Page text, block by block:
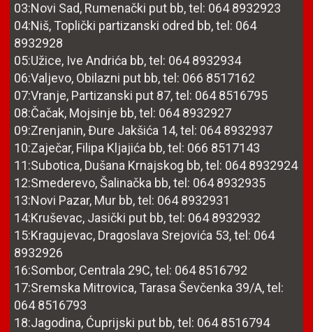
03:Novi Sad, Rumenački put bb, tel: 064 8932923
04:Niš, Toplički partizanski odred bb, tel: 064
8932928
05:Užice, Ive Andrića bb, tel: 064 8932934
06:Valjevo, Obilazni put bb, tel: 066 8517162
07:Vranje, Partizanski put 87, tel: 064 8516795
08:Čačak, Mojsinje bb, tel: 064 8932927
09:Zrenjanin, Đure Jakšića 14, tel: 064 8932937
10:Zaječar, Filipa Kljajića bb, tel: 066 8517143
11:Subotica, Dušana Krnajskog bb, tel: 064 8932924
12:Smederevo, Šalinačka bb, tel: 064 8932935
13:Novi Pazar, Mur bb, tel: 064 8932931
14:Kruševac, Jasički put bb, tel: 064 8932932
15:Kragujevac, Dragoslava Srejovića 53, tel: 064
8932926
16:Sombor, Centrala 29C, tel: 064 8516792
17:Sremska Mitrovica, Tarasa Ševčenka 39/A, tel:
064 8516793
18:Jagodina, Ćuprijski put bb, tel: 064 8516794